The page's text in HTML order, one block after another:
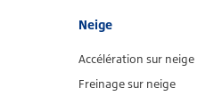
Neige
Accélération sur neige
Freinage sur neige